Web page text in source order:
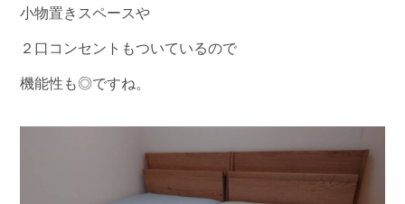
小物置きスペースや
２口コンセントもついているので
機能性も◎ですね。